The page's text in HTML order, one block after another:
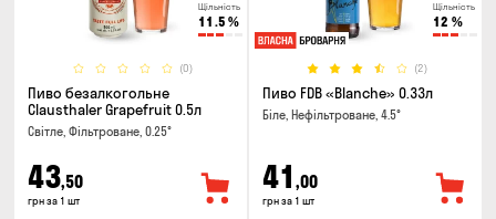
Щільність
11.5 %
(0)
Пиво безалкогольне
Clausthaler Grapefruit 0.5л
Світле, Фільтроване, 0.25°
43,50
грн за 1 шт
Щільність
12 %
(2)
Пиво FDB «Blanche» 0.33л
Біле, Нефільтроване, 4.5°
41 ,00
грн за 1 шт